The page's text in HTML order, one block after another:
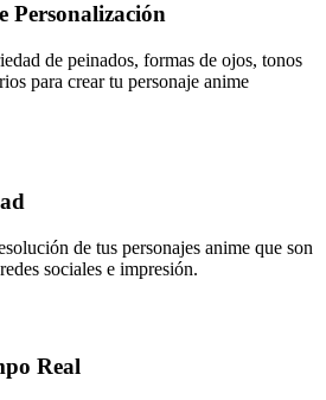
Personalización
de peinados, formas de ojos, tonos
para crear tu personaje anime
de tus personajes anime que son
sociales e impresión.
Real